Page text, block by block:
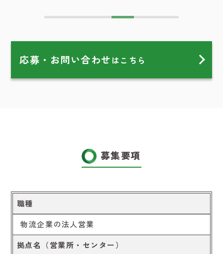
応募・お問い合わせ はこちら
募集要項
職種
物流企業の法人営業
拠点名（営業所・センター）